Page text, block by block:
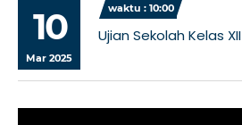
10
Mar 2025
waktu : 10:00
Ujian Sekolah Kelas XII